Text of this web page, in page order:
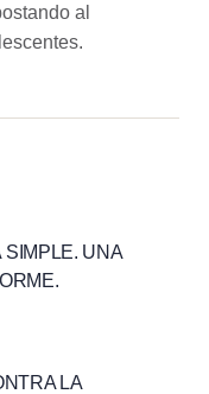
al
SIMPLE. UNA
LA